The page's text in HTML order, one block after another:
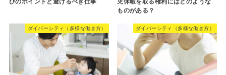
びのポイントと避けるべき仕事
児休暇を取る権利にはどのような
ものがある？
ダイバーシティ（多様な働き方） ダイバーシティ（多様な働き方）